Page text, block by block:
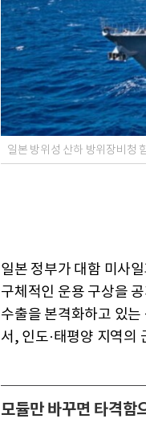
일본 방위성 산하 방위장비청
일본 정부가 대함 미사
구체적인 운용 구상을
수출을 본격화하고 있
서, 인도·태평양 지역의
모듈만 바꾸면 타격